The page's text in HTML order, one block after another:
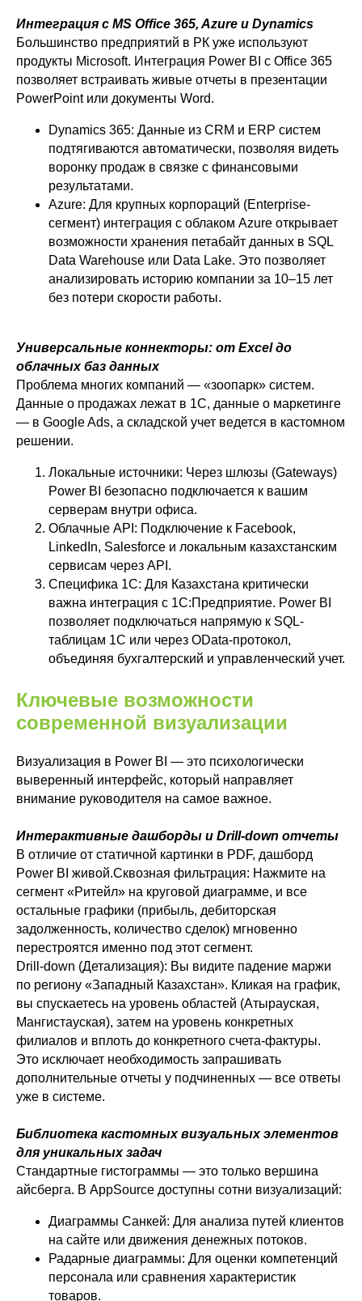
Интеграция с MS Office 365, Azure и Dynamics
Большинство предприятий в РК уже используют
продукты Microsoft. Интеграция Power BI с Office 365
позволяет встраивать живые отчеты в презентации
PowerPoint или документы Word.
Dynamics 365: Данные из CRM и ERP систем
подтягиваются автоматически, позволяя видеть
воронку продаж в связке с финансовыми
результатами.
Azure: Для крупных корпораций (Enterprise-
сегмент) интеграция с облаком Azure открывает
возможности хранения петабайт данных в SQL
Data Warehouse или Data Lake. Это позволяет
анализировать историю компании за 10–15 лет
без потери скорости работы.
Универсальные коннекторы: от Excel до
облачных баз данных
Проблема многих компаний — «зоопарк» систем.
Данные о продажах лежат в 1С, данные о маркетинге
— в Google Ads, а складской учет ведется в кастомном
решении.
Локальные источники: Через шлюзы (Gateways)
Power BI безопасно подключается к вашим
серверам внутри офиса.
Облачные API: Подключение к Facebook,
LinkedIn, Salesforce и локальным казахстанским
сервисам через API.
Специфика 1С: Для Казахстана критически
важна интеграция с 1С:Предприятие. Power BI
позволяет подключаться напрямую к SQL-
таблицам 1С или через OData-протокол,
объединяя бухгалтерский и управленческий учет.
Ключевые возможности
современной визуализации
Визуализация в Power BI — это психологически
выверенный интерфейс, который направляет
внимание руководителя на самое важное.
Интерактивные дашборды и Drill-down отчеты
В отличие от статичной картинки в PDF, дашборд
Power BI живой.Сквозная фильтрация: Нажмите на
сегмент «Ритейл» на круговой диаграмме, и все
остальные графики (прибыль, дебиторская
задолженность, количество сделок) мгновенно
перестроятся именно под этот сегмент.
Drill-down (Детализация): Вы видите падение маржи
по региону «Западный Казахстан». Кликая на график,
вы спускаетесь на уровень областей (Атырауская,
Мангистауская), затем на уровень конкретных
филиалов и вплоть до конкретного счета-фактуры.
Это исключает необходимость запрашивать
дополнительные отчеты у подчиненных — все ответы
уже в системе.
Библиотека кастомных визуальных элементов
для уникальных задач
Стандартные гистограммы — это только вершина
айсберга. В AppSource доступны сотни визуализаций:
Диаграммы Санкей: Для анализа путей клиентов
на сайте или движения денежных потоков.
Радарные диаграммы: Для оценки компетенций
персонала или сравнения характеристик
товаров.